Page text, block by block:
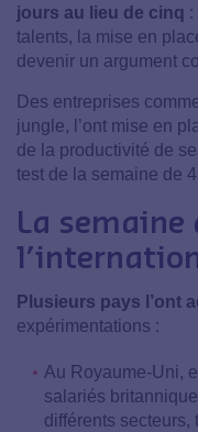
jours au lieu de cinq
talents, la mise en
devenir un argument
Des entreprises
jungle, l’ont mise en
de la productivité de
test de la semaine de
La semaine
Plusieurs pays l’ont
expérimentations :
Au Royaume-Uni,
salariés
différents secteurs,